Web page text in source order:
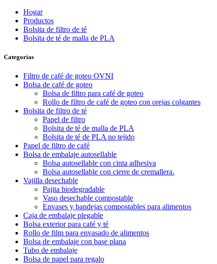
Hogar
Productos
Bolsita de filtro de té
Bolsita de té de malla de PLA
Categorías
Filtro de café de goteo OVNI
Bolsa de café de goteo
Bolsa de filtro para café de goteo
Rollo de filtro de café de goteo con orejas colgantes
Bolsita de filtro de té
Papel de filtro
Bolsita de té de malla de PLA
Bolsita de té de PLA no tejido
Papel de filtro de café
Bolsa de embalaje autosellable
Bolsa autosellable con cinta adhesiva
Bolsa autosellable con cierre de cremallera.
Vajilla desechable
Pajita biodegradable
Vaso desechable compostable
Envases y bandejas compostables para alimentos
Caja de embalaje plegable
Bolsa exterior para café y té
Rollo de film para envasado de alimentos
Bolsa de embalaje con base plana
Tubo de embalaje
Bolsa de papel para regalo